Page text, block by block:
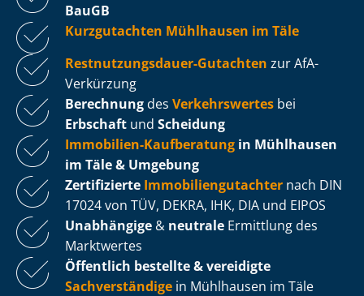
BauGB
Kurzgutachten Mühlhausen im Täle
Rest­nut­zungs­dau­er-Gutachten zur AfA-
Verkürzung
Berechnung des Verkehrswertes bei
Erbschaft und Scheidung
Immobilien-Kaufberatung in Mühlhausen
im Täle & Umgebung
Zertifizierte Im­mo­bi­li­en­gut­ach­ter nach DIN
17024 von TÜV, DEKRA, IHK, DIA und EIPOS
Unabhängige & neutrale Ermittlung des
Marktwertes
Öffentlich bestellte & vereidigte
Sachverständige in Mühlhausen im Täle